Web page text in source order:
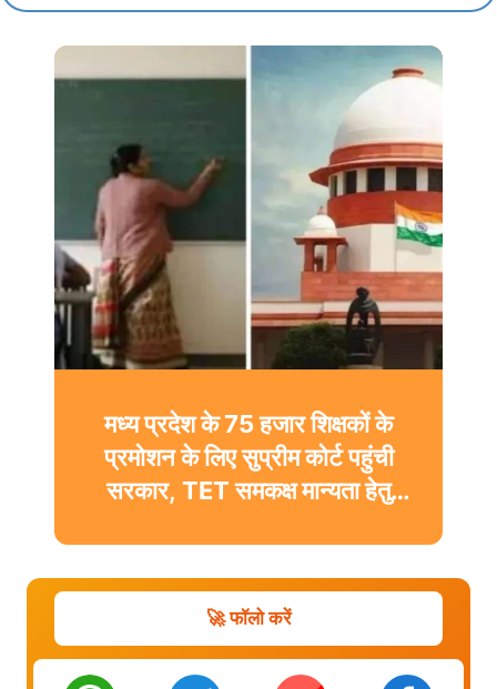
मध्य प्रदेश के 75 हजार शिक्षकों के
प्रमोशन के लिए सुप्रीम कोर्ट पहुंची
सरकार, TET समकक्ष मान्यता हेतु
🚀 फॉलो करें